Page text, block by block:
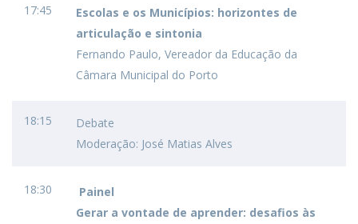
17:45
Escolas e os Municípios: horizontes de
articulação e sintonia
Fernando Paulo, Vereador da Educação da
Câmara Municipal do Porto
18:15
Debate
Moderação: José Matias Alves
18:30
Painel
Gerar a vontade de aprender: desafios às